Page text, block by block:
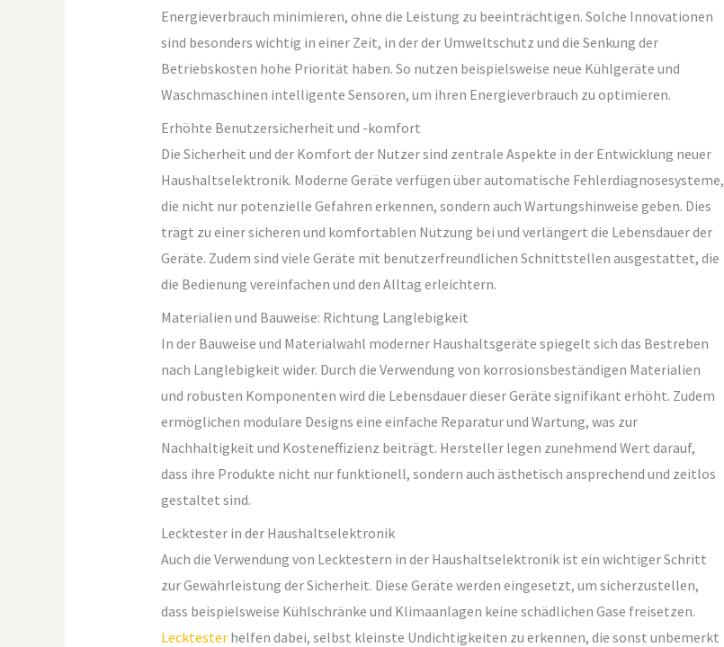
Energieverbrauch minimieren, ohne die Leistung zu beeinträchtigen. Solche Innovationen
sind besonders wichtig in einer Zeit, in der der Umweltschutz und die Senkung der
Betriebskosten hohe Priorität haben. So nutzen beispielsweise neue Kühlgeräte und
Waschmaschinen intelligente Sensoren, um ihren Energieverbrauch zu optimieren.
Erhöhte Benutzersicherheit und -komfort
Die Sicherheit und der Komfort der Nutzer sind zentrale Aspekte in der Entwicklung neuer
Haushaltselektronik. Moderne Geräte verfügen über automatische Fehlerdiagnosesysteme,
die nicht nur potenzielle Gefahren erkennen, sondern auch Wartungshinweise geben. Dies
trägt zu einer sicheren und komfortablen Nutzung bei und verlängert die Lebensdauer der
Geräte. Zudem sind viele Geräte mit benutzerfreundlichen Schnittstellen ausgestattet, die
die Bedienung vereinfachen und den Alltag erleichtern.
Materialien und Bauweise: Richtung Langlebigkeit
In der Bauweise und Materialwahl moderner Haushaltsgeräte spiegelt sich das Bestreben
nach Langlebigkeit wider. Durch die Verwendung von korrosionsbeständigen Materialien
und robusten Komponenten wird die Lebensdauer dieser Geräte signifikant erhöht. Zudem
ermöglichen modulare Designs eine einfache Reparatur und Wartung, was zur
Nachhaltigkeit und Kosteneffizienz beiträgt. Hersteller legen zunehmend Wert darauf,
dass ihre Produkte nicht nur funktionell, sondern auch ästhetisch ansprechend und zeitlos
gestaltet sind.
Lecktester in der Haushaltselektronik
Auch die Verwendung von Lecktestern in der Haushaltselektronik ist ein wichtiger Schritt
zur Gewährleistung der Sicherheit. Diese Geräte werden eingesetzt, um sicherzustellen,
dass beispielsweise Kühlschränke und Klimaanlagen keine schädlichen Gase freisetzen.
Lecktesterhelfen dabei, selbst kleinste Undichtigkeiten zu erkennen, die sonst unbemerkt